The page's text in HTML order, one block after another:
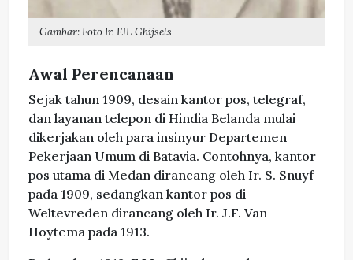
Gambar: Foto Ir. FJL Ghijsels
Awal Perencanaan
Sejak tahun 1909, desain kantor pos, telegraf,
dan layanan telepon di Hindia Belanda mulai
dikerjakan oleh para insinyur Departemen
Pekerjaan Umum di Batavia. Contohnya, kantor
pos utama di Medan dirancang oleh Ir. S. Snuyf
pada 1909, sedangkan kantor pos di
Weltevreden dirancang oleh Ir. J.F. Van
Hoytema pada 1913.